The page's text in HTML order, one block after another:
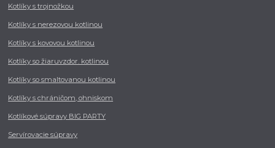
Kotlíky s trojnožkou
Kotlíky s nerezovou kotlinou
Kotlíky s kovovou kotlinou
Kotlíky so žiaruvzdor. kotlinou
Kotlíky so smaltovanou kotlinou
Kotlíky s chráničom, ohniskom
Kotlíkové súpravy BIG PARTY
Servírovacie súpravy